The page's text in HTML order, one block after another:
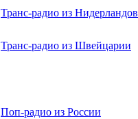
Транс-радио из Нидерландов
Транс-радио из Швейцарии
Поп-радио из России